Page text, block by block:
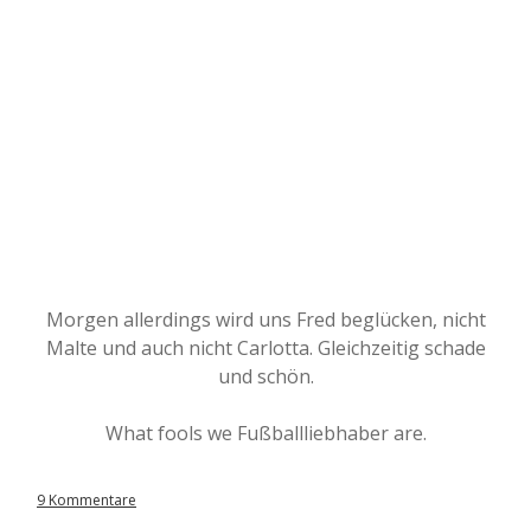
Morgen allerdings wird uns Fred beglücken, nicht
Malte und auch nicht Carlotta. Gleichzeitig schade
und schön.
What fools we Fußballliebhaber are.
9 Kommentare